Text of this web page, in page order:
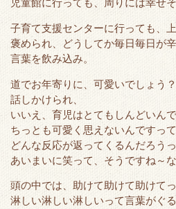
児童館に行っても、周りには幸せ
子育て支援センターに行っても、
褒められ、どうしてか毎日毎日が
言葉を飲み込み。
道でお年寄りに、可愛いでしょう
話しかけられ、
いいえ、育児はとてもしんどいんで
ちっとも可愛く思えないんですっ
どんな反応が返ってくるんだろう
あいまいに笑って、そうですね～
頭の中では、助けて助けて助けて
淋しい淋しい淋しいって言葉がぐ